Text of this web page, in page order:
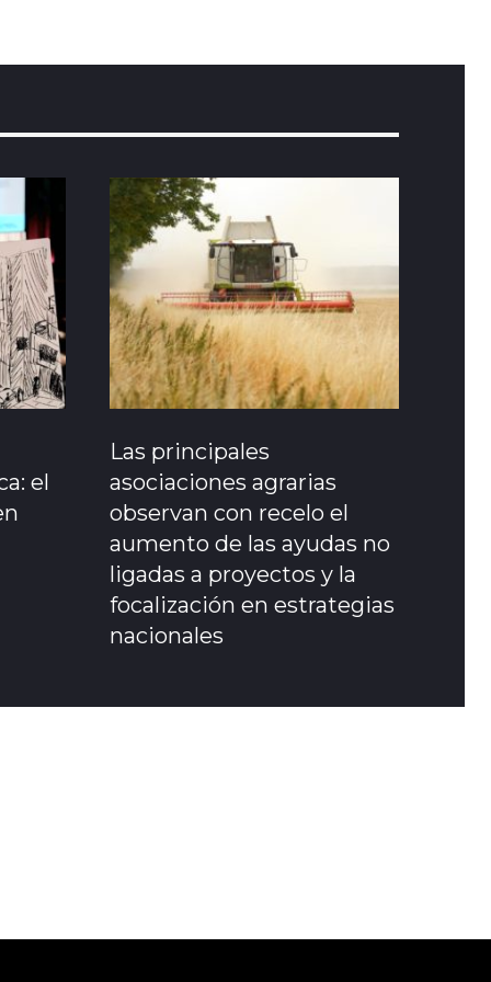
el
Las principales
asociaciones agrarias
observan con recelo el
aumento de las ayudas no
ligadas a proyectos y la
focalización en estrategias
nacionales